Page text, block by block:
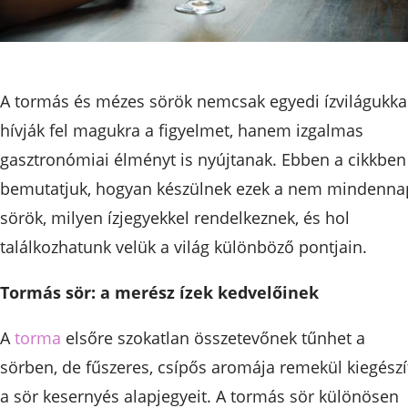
A tormás és mézes sörök nemcsak egyedi
hívják fel magukra a figyelmet, hanem izgalmas
gasztronómiai élményt is nyújtanak. Ebben a cikkben
bemutatjuk, hogyan készülnek ezek a nem
sörök, milyen ízjegyekkel rendelkeznek, és hol
találkozhatunk velük a világ különböző pontjain.
Tormás sör: a merész ízek kedvelőinek
Atorma elsőre szokatlan összetevőnek tűnhet a
sörben, de fűszeres, csípős aromája remekül
a sör kesernyés alapjegyeit. A tormás sör különösen